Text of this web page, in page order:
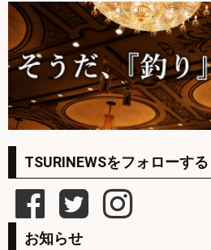
TSURINEWSをフォローする
お知らせ